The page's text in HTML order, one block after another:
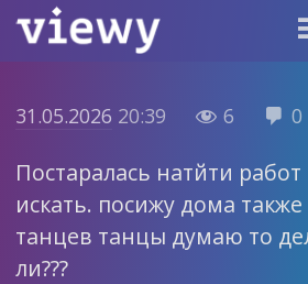
31.05.2026 20:39  6  0
Постаралась натйти
искать. посижу дома
танцев танцы думаю то
ли???